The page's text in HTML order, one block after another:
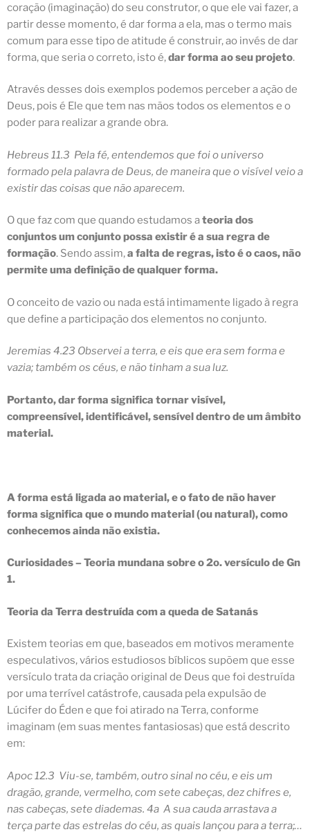
coração (imaginação) do seu construtor, o que ele vai fazer, a
partir desse momento, é dar forma a ela, mas o termo mais
comum para esse tipo de atitude é construir, ao invés de dar
forma, que seria o correto, isto é,dar forma ao seu projeto.
Através desses dois exemplos podemos perceber a ação de
Deus, pois é Ele que tem nas mãos todos os elementos e o
poder para realizar a grande obra.
Hebreus 11.3 Pela fé, entendemos que foi o universo
formado pela palavra de Deus, de maneira que o visível veio a
existir das coisas que não aparecem.
O que faz com que quando estudamos a teoria dos
conjuntos um conjunto possa existir é a sua regra de
formação. Sendo assim,a falta de regras, isto é o caos, não
permite uma definição de qualquer forma.
O conceito de vazio ou nada está intimamente ligado à regra
que define a participação dos elementos no conjunto.
Jeremias 4.23 Observei a terra, e eis que era sem forma e
vazia; também os céus, e não tinham a sua luz.
Portanto,dar forma significa tornar visível,
compreensível, identificável, sensível dentro de um âmbito
material.
A forma está ligada ao material, eo fato de não haver
forma significa que o mundo material (ou natural), como
conhecemos ainda não existia.
Curiosidades – Teoria mundana sobre o 2o. versículo de Gn
1.
Teoria da Terra destruída com a queda de Satanás
Existem teorias em que, baseados em motivos meramente
especulativos, vários estudiosos bíblicos supõem que esse
versículo trata da criação original de Deus que foi destruída
por uma terrível catástrofe, causada pela expulsão de
Lúcifer do Éden e que foi atirado na Terra, conforme
imaginam (em suas mentes fantasiosas) que está descrito
em:
Apoc 12.3 Viu-se, também, outro sinal no céu, e eis um
dragão, grande, vermelho, com sete cabeças, dez chifres e,
nas cabeças, sete diademas. 4a A sua cauda arrastava a
terça parte das estrelas do céu, as quais lançou para a terra;…